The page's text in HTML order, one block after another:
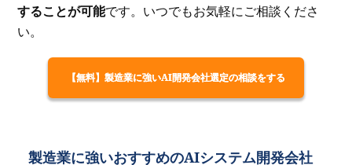
することが可能です。いつでもお気軽にご相談くださ
い。
【無料】製造業に強いAI開発会社選定の相談をする
製造業に強いおすすめのAIシステム開発会社